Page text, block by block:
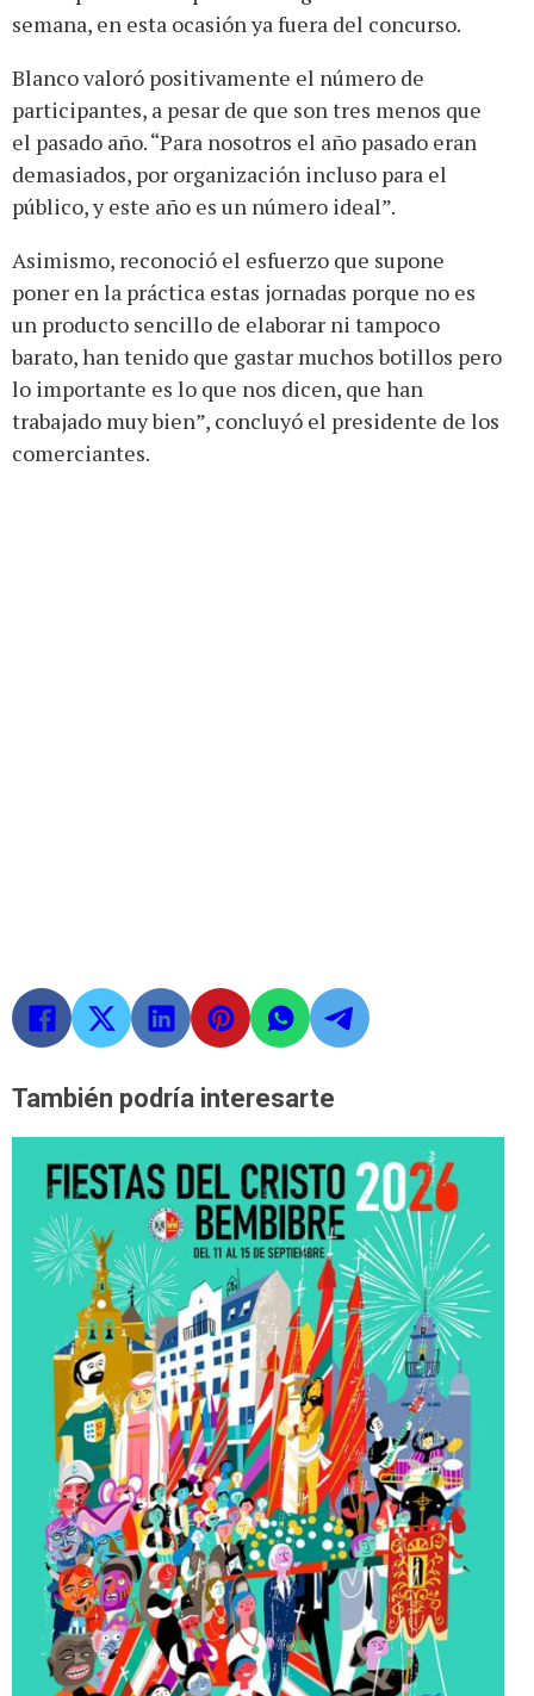
semana, en esta ocasión ya fuera del concurso.
Blanco valoró positivamente el número de
participantes, a pesar de que son tres menos que
el pasado año. “Para nosotros el año pasado eran
demasiados, por organización incluso para el
público, y este año es un número ideal”.
Asimismo, reconoció el esfuerzo que supone
poner en la práctica estas jornadas porque no es
un producto sencillo de elaborar ni tampoco
barato, han tenido que gastar muchos botillos pero
lo importante es lo que nos dicen, que han
trabajado muy bien”, concluyó el presidente de los
comerciantes.
También podría interesarte